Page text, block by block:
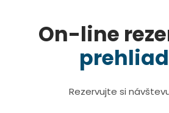
On-line
Rezervujte si